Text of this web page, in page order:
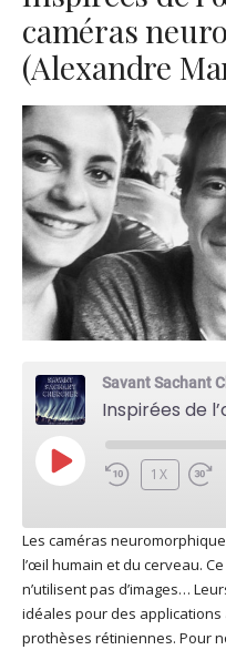
caméras
(Alexandre
Savant Sachant
PLAY
EPISODE
1X
Apple Podcasts
Google Play
Podcast Addict
SHARE
LINK
Les caméras
l’œil humain et du cerveau.
n’utilisent pas d’images…
idéales pour des
prothèses rétiniennes. Pour